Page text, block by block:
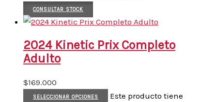
CONSULTAR STOCK
2024 Kinetic Prix Completo
Adulto
$169.000
SELECCIONAR OPCIONES
Este producto tiene